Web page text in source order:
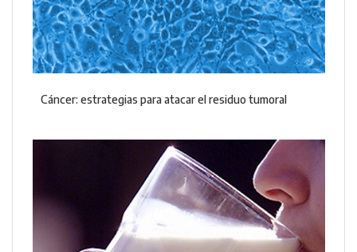
Cáncer: estrategias para atacar el residuo tumoral